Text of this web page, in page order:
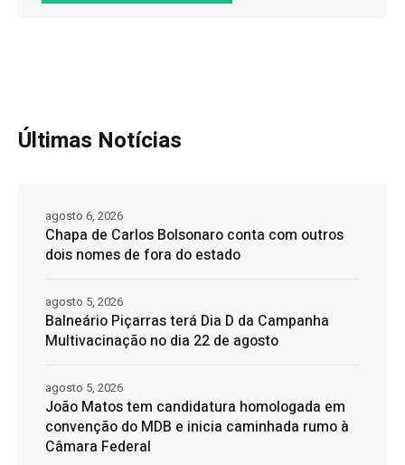
Últimas Notícias
Chapa de Carlos Bolsonaro conta com outros
dois nomes de fora do estado
agosto 6, 2026
Balneário Piçarras terá Dia D da Campanha
Multivacinação no dia 22 de agosto
agosto 5, 2026
João Matos tem candidatura homologada em
convenção do MDB e inicia caminhada rumo à
Câmara Federal
agosto 5, 2026